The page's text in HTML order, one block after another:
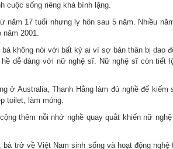
cuộc sống riêng khá bình lặng.
năm 17 tuổi nhưng ly hôn sau 5 năm. Nhiều
năm 2001.
không nói với bất kỳ ai vì sợ bản thân bị dao
dễ dàng với nữ nghệ sĩ. Nữ nghệ sĩ còn tiết
ở Australia, Thanh Hằng làm đủ nghề để
toilet, làm móng.
thêm nỗi nhớ nghề quay quắt khiến nữ
bà trở về Việt Nam sinh sống và hoạt động